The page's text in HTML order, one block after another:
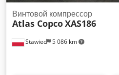
Stawiec 5 086 km
Винтовой компрессор
Atlas CopcoXAS186